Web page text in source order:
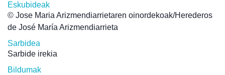
Eskubideak
© Jose Maria Arizmendiarrietaren oinordekoak/Herederos
de José María Arizmendiarrieta
Sarbidea
Sarbide irekia
Bildumak